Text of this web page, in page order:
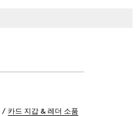
카드 지갑 & 레더 소품